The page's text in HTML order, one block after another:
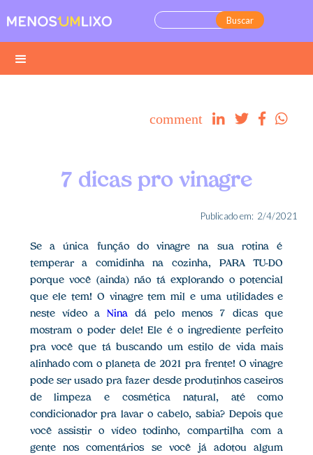
comment    
7 dicas pro vinagre
Publicado em: 2/4/2021
Se a única função do vinagre na sua rotina é
temperar a comidinha na cozinha, PARA TU-DO
porque você (ainda) não tá explorando o potencial
que ele tem! O vinagre tem mil e uma utilidades e
neste vídeo aNina dá pelo menos 7 dicas que
mostram o poder dele! Ele é o ingrediente perfeito
pra você que tá buscando um estilo de vida mais
alinhado com o planeta de 2021 pra frente! O vinagre
pode ser usado pra fazer desde produtinhos caseiros
de limpeza e cosmética natural, até como
condicionador pra lavar o cabelo, sabia? Depois que
você assistir o vídeo todinho, compartilha com a
gente nos comentários se você já adotou algum